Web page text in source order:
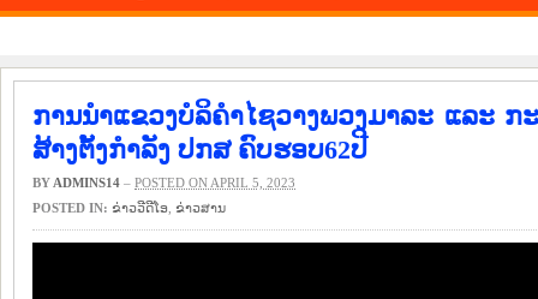
ການນຳແຂວງບໍລິຄຳໄຊວາງພວງມາລະ ແລະ
ສ້າງຕັ້ງກຳລັງ ປກສ ຄົບຮອບ62ປີ
BY ADMINS14 – POSTED ON APRIL 5, 2023
POSTED IN: ຂ່າວ​ວີ​ດີ​ໂອ ​ຂ່າວ​ສານ